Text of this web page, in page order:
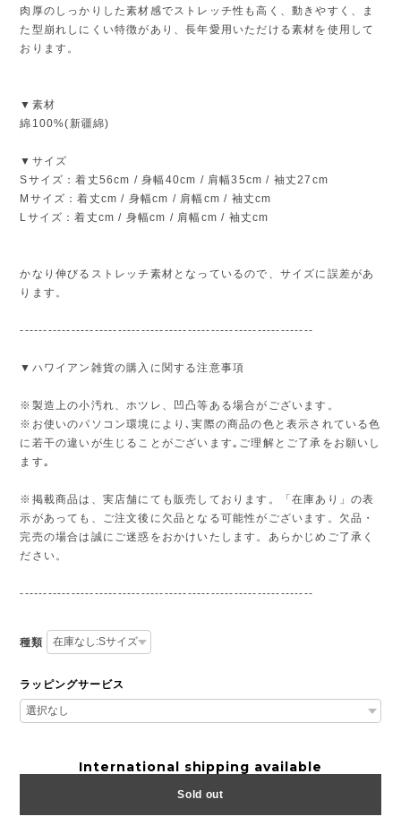
肉厚のしっかりした素材感でストレッチ性も高く、動きやすく、ま
た型崩れしにくい特徴があり、長年愛用いただける素材を使用して
おります。
▼素材
綿100%(新疆綿)
▼サイズ
Sサイズ：着丈56cm / 身幅40cm / 肩幅35cm / 袖丈27cm
Mサイズ：着丈cm / 身幅cm / 肩幅cm / 袖丈cm
Lサイズ：着丈cm / 身幅cm / 肩幅cm / 袖丈cm
かなり伸びるストレッチ素材となっているので、サイズに誤差があ
ります。
---------------------------------------------------------------
▼ハワイアン雑貨の購入に関する注意事項
※製造上の小汚れ、ホツレ、凹凸等ある場合がございます。
※お使いのパソコン環境により､実際の商品の色と表示されている色
に若干の違いが生じることがございます｡ご理解とご了承をお願いし
ます｡
※掲載商品は、実店舗にても販売しております。「在庫あり」の表
示があっても、ご注文後に欠品となる可能性がございます。欠品・
完売の場合は誠にご迷惑をおかけいたします。あらかじめご了承く
ださい。
---------------------------------------------------------------
種類
ラッピングサービス
International shipping available
Sold out